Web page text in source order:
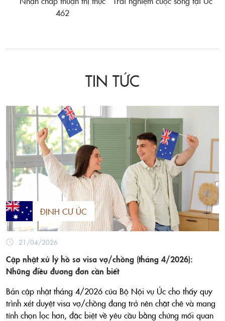
462
TIN TỨC
ĐỊNH CƯ ÚC
21/04/2026
Cập nhật xử lý hồ sơ visa vợ/chồng (tháng 4/2026):
Những điều đương đơn cần biết
Bản cập nhật tháng 4/2026 của Bộ Nội vụ Úc cho thấy quy
trình xét duyệt visa vợ/chồng đang trở nên chặt chẽ và mang
tính chọn lọc hơn, đặc biệt về yêu cầu bằng chứng mối quan